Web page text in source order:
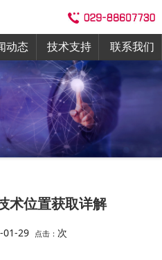
动态 技术支持 联系我们
术位置获取详解
01-29 点击： 次